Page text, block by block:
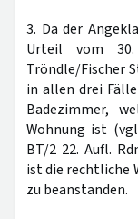
3. Da der
Urteil vom
Tröndle/Fischer
in allen drei
Badezimmer,
Wohnung ist
BT/2 22. Aufl.
ist die rechtliche
zu beanstanden.